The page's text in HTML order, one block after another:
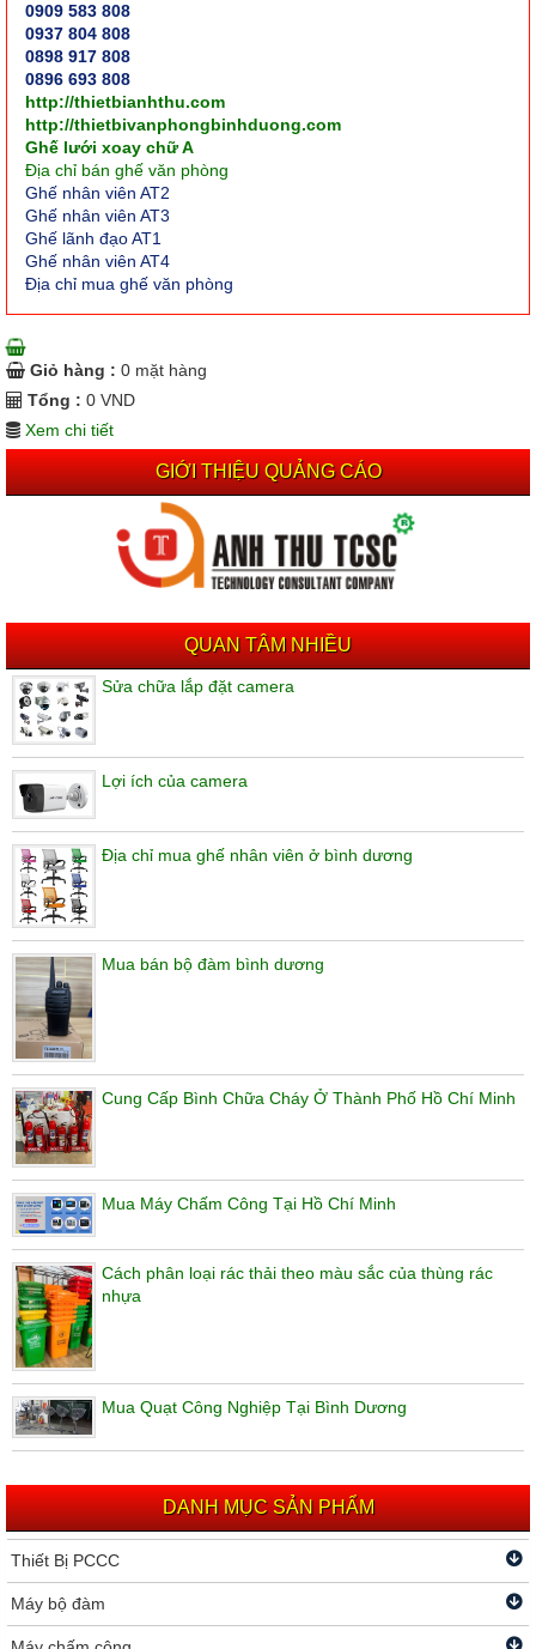
0909 583 808
0937 804 808
0898 917 808
0896 693 808
http://thietbianhthu.com
http://thietbivanphongbinhduong.com
Ghế lưới xoay chữ A
Địa chỉ bán ghế văn phòng
Ghế nhân viên AT2
Ghế nhân viên AT3
Ghế lãnh đạo AT1
Ghế nhân viên AT4
Địa chỉ mua ghế văn phòng
Giỏ hàng : 0 mặt hàng
Tổng : 0 VND
Xem chi tiết
GIỚI THIỆU QUẢNG CÁO
QUAN TÂM NHIỀU
Sửa chữa lắp đặt camera
Lợi ích của camera
Địa chỉ mua ghế nhân viên ở bình dương
Mua bán bộ đàm bình dương
Cung Cấp Bình Chữa Cháy Ở Thành Phố Hồ Chí Minh
Mua Máy Chấm Công Tại Hồ Chí Minh
Cách phân loại rác thải theo màu sắc của thùng rác
nhựa
Mua Quạt Công Nghiệp Tại Bình Dương
DANH MỤC SẢN PHẨM
Thiết Bị PCCC
Máy bộ đàm